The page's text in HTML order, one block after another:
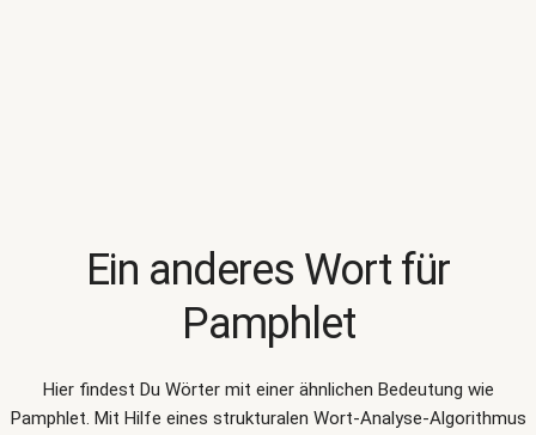
Ein anderes Wort für
Pamphlet
Hier findest Du Wörter mit einer ähnlichen Bedeutung wie
Pamphlet. Mit Hilfe eines strukturalen Wort-Analyse-Algorithmus